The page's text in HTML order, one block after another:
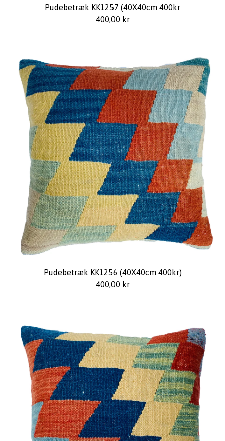
Pudebetræk KK1257 (40X40cm 400kr
400,00 kr
Pudebetræk KK1256 (40X40cm 400kr)
400,00 kr